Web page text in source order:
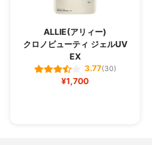
ALLIE(アリィー)
クロノビューティ ジェルUV
EX
3.77(30)
¥1,700